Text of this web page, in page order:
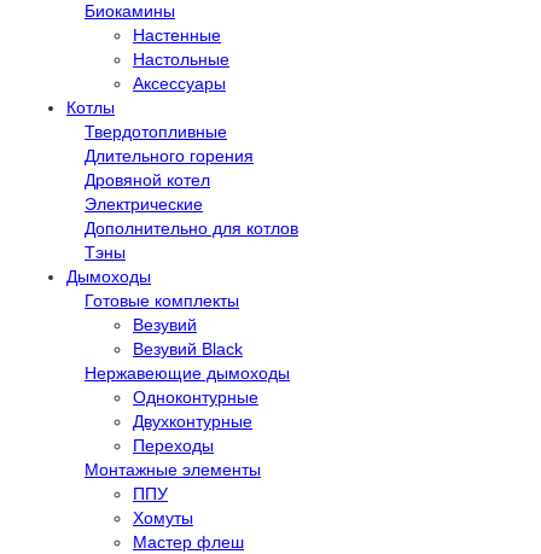
Биокамины
Настенные
Настольные
Аксессуары
Котлы
Твердотопливные
Длительного горения
Дровяной котел
Электрические
Дополнительно для котлов
Тэны
Дымоходы
Готовые комплекты
Везувий
Везувий Black
Нержавеющие дымоходы
Одноконтурные
Двухконтурные
Переходы
Монтажные элементы
ППУ
Хомуты
Мастер флеш